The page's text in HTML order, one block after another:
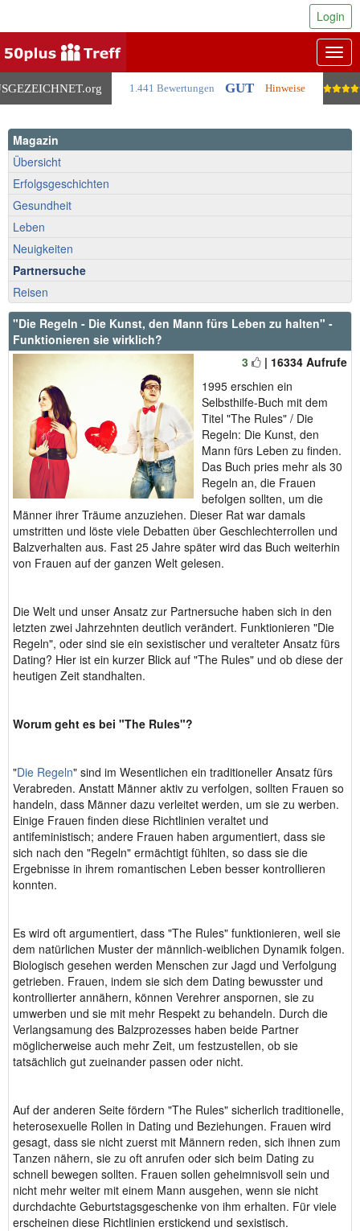
.org 1.441 Bewertungen GUT Hinweise
Login
Magazin
Übersicht
Erfolgsgeschichten
Gesundheit
Leben
Neuigkeiten
Partnersuche
Reisen
"Die Regeln - Die Kunst, den Mann fürs Leben zu halten" -
Funktionieren sie wirklich?
3
| 16334 Aufrufe
1995 erschien ein
Selbsthilfe-Buch mit dem
Titel "The Rules" / Die
Regeln: Die Kunst, den
Mann fürs Leben zu finden.
Das Buch pries mehr als 30
Regeln an, die Frauen
befolgen sollten, um die
Männer ihrer Träume anzuziehen. Dieser Rat war damals
umstritten und löste viele Debatten über Geschlechterrollen und
Balzverhalten aus. Fast 25 Jahre später wird das Buch weiterhin
von Frauen auf der ganzen Welt gelesen.
Die Welt und unser Ansatz zur Partnersuche haben sich in den
letzten zwei Jahrzehnten deutlich verändert. Funktionieren "Die
Regeln", oder sind sie ein sexistischer und veralteter Ansatz fürs
Dating? Hier ist ein kurzer Blick auf "The Rules" und ob diese der
heutigen Zeit standhalten.
Worum geht es bei "The Rules"?
"Die Regeln" sind im Wesentlichen ein traditioneller Ansatz fürs
Verabreden. Anstatt Männer aktiv zu verfolgen, sollten Frauen so
handeln, dass Männer dazu verleitet werden, um sie zu werben.
Einige Frauen finden diese Richtlinien veraltet und
antifeministisch; andere Frauen haben argumentiert, dass sie
sich nach den "Regeln" ermächtigt fühlten, so dass sie die
Ergebnisse in ihrem romantischen Leben besser kontrollieren
konnten.
Es wird oft argumentiert, dass "The Rules" funktionieren, weil sie
dem natürlichen Muster der männlich-weiblichen Dynamik folgen.
Biologisch gesehen werden Menschen zur Jagd und Verfolgung
getrieben. Frauen, indem sie sich dem Dating bewusster und
kontrollierter annähern, können Verehrer anspornen, sie zu
umwerben und sie mit mehr Respekt zu behandeln. Durch die
Verlangsamung des Balzprozesses haben beide Partner
möglicherweise auch mehr Zeit, um festzustellen, ob sie
tatsächlich gut zueinander passen oder nicht.
Auf der anderen Seite fördern "The Rules" sicherlich traditionelle,
heterosexuelle Rollen in Dating und Beziehungen. Frauen wird
gesagt, dass sie nicht zuerst mit Männern reden, sich ihnen zum
Tanzen nähern, sie zu oft anrufen oder sich beim Dating zu
schnell bewegen sollten. Frauen sollen geheimnisvoll sein und
nicht mehr weiter mit einem Mann ausgehen, wenn sie nicht
durchdachte Geburtstagsgeschenke von ihm erhalten. Für viele
erscheinen diese Richtlinien erstickend und sexistisch.